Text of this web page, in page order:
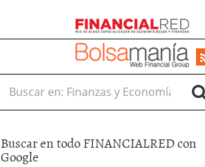
Buscar en:
Buscar en todo FINANCIALRED con
Google